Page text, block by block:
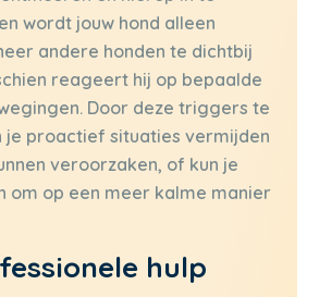
wordt jouw hond alleen
andere honden te dichtbij
reageert hij op bepaalde
Door deze triggers te
je proactief situaties vermijden
veroorzaken, of kun je
om op een meer kalme manier
hulp